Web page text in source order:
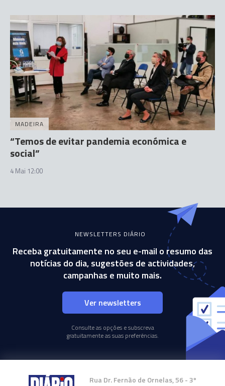
MADEIRA
“Temos de evitar pandemia económica e
social”
4 Mai 12:00
NEWSLETTERS DIÁRIO
Receba gratuitamente no seu e-mail o resumo das
notícias do dia, sugestões de actividades,
campanhas e muito mais.
Ver newsletters
Consulte as opções e subscreva
gratuitamente as suas preferências.
Rua Dr. Fernão de Ornelas, 56 - 3º